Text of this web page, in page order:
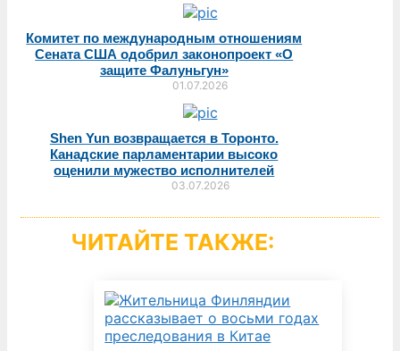
Комитет по международным отношениям
Сената США одобрил законопроект «О
защите Фалуньгун»
01.07.2026
Shen Yun возвращается в Торонто.
Канадские парламентарии высоко
оценили мужество исполнителей
03.07.2026
ЧИТАЙТЕ ТАКЖЕ: